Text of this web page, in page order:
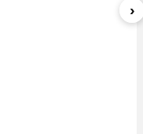
Lemon Cream Sherbert
›